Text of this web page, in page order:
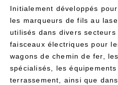
Initialement développés
les marqueurs de fils au
utilisés dans divers
faisceaux électriques pour
wagons de chemin de fer,
spécialisés, les
terrassement, ainsi que